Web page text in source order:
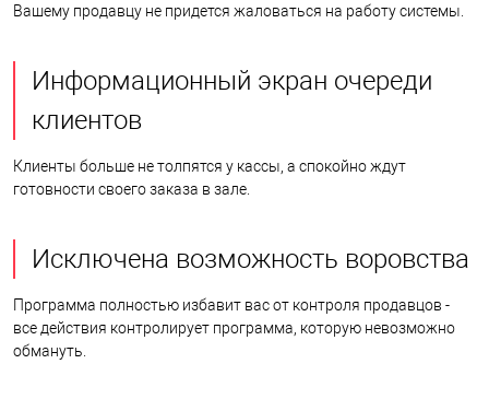
Вашему продавцу не придется жаловаться на работу системы.
Информационный экран очереди
клиентов
Клиенты больше не толпятся у кассы, а спокойно ждут
готовности своего заказа в зале.
Исключена возможность воровства
Программа полностью избавит вас от контроля продавцов -
все действия контролирует программа, которую невозможно
обмануть.